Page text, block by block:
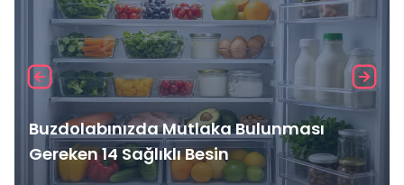
Buzdolabınızda Mutlaka Bulunması
Gereken 14 Sağlıklı Besin